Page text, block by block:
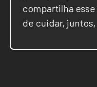
compartilha
de cuidar,